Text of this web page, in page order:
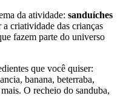
da atividade: sanduíches
criatividade das crianças
fazem parte do universo
que você quiser:
banana, beterraba,
O recheio do sanduba,